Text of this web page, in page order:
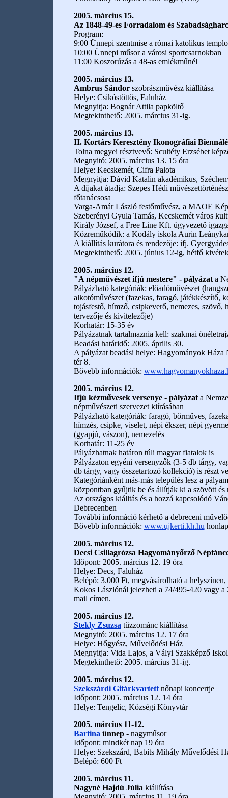
2005. március 15.
Az 1848-49-es Forradalom és
Program:
9:00 Ünnepi szentmise a római katolikus
10:00 Ünnepi műsor a városi sportcsarnokban
11:00 Koszorúzás a 48-as emlékműnél
2005. március 13.
Ambrus Sándorszobrászművész kiállítása
Helye: Csikóstőttős, Faluház
Megnyitja: Bognár Attila papköltő
Megtekinthető: 2005. március 31-ig.
2005. március 13.
II. Kortárs Keresztény Ikonográfiai
Tolna megyei résztvevő: Scultéty Erzsébet
Megnyitó: 2005. március 13. 15 óra
Helye: Kecskemét, Cifra Palota
Megnyitja: Dávid Katalin akadémikus,
A díjakat átadja: Szepes Hédi
főtanácsosa
Varga-Amár László festőművész, a MAOE
Szeberényi Gyula Tamás, Kecskemét város
Király József, a Free Line Kft. ügyvezető
Közreműködik: a Kodály iskola Aurin
A kiállítás kurátora és rendezője: ifj.
Megtekinthető: 2005. június 12-ig, hétfő
2005. március 12.
"A népművészet ifjú mestere" - pályázata
Pályázható kategóriák: előadóművészet
alkotóművészet (fazekas, faragó, játékkészítő,
tojásfestő, hímző, csipkeverő, nemezes,
tervezője és kivitelezője)
Korhatár: 15-35 év
Pályázatnak tartalmaznia kell: szakmai
Beadási határidő: 2005. április 30.
A pályázat beadási helye: Hagyományok
tér 8.
Bővebb információk:
2005. március 12.
Ifjú kézművesek versenye - pályázata
népművészeti szervezet kiírásában
Pályázható kategóriák: faragó, bőrműves,
hímzés, csipke, viselet, népi ékszer, népi
(gyapjú, vászon), nemezelés
Korhatár: 11-25 év
Pályázhatnak határon túli magyar fiatalok is
Pályázaton egyéni versenyzők (3-5 db tárgy,
db tárgy, vagy összetartozó kollekció) is részt
Kategóriánként más-más település lesz a
központban gyűjtik be és állítják ki a szövött és
Az országos kiálltás és a hozzá kapcsolódó
Debrecenben
További információ kérhető a debreceni
Bővebb információk: www.ujkerti.kh.hu
2005. március 12.
Decsi Csillagrózsa Hagyományőrző
Időpont: 2005. március 12. 19 óra
Helye: Decs, Faluház
Belépő: 3.000 Ft, megvásárolható a
Kokos Lászlónál jelezheti a 74/495-420 vagy
mail címen.
2005. március 12.
Stekly Zsuzsa tűzzománc kiállítása
Megnyitó: 2005. március 12. 17 óra
Helye: Hőgyész, Művelődési Ház
Megnyitja: Vida Lajos, a Vályi Szakképző
Megtekinthető: 2005. március 31-ig.
2005. március 12.
Szekszárdi Gitárkvartettnőnapi koncertje
Időpont: 2005. március 12. 14 óra
Helye: Tengelic, Községi Könyvtár
2005. március 11-12.
Bartina ünnep- nagyműsor
Időpont: mindkét nap 19 óra
Helye: Szekszárd, Babits Mihály Művelődési
Belépő: 600 Ft
2005. március 11.
Nagyné Hajdú Júlia kiállítása